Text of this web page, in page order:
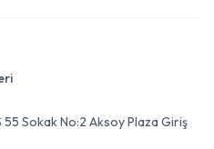
55 Sokak No:2 Aksoy Plaza Giriş